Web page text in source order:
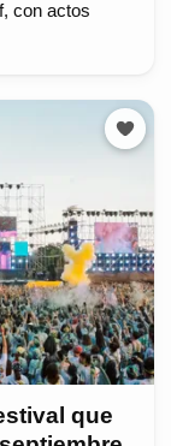
con actos
que